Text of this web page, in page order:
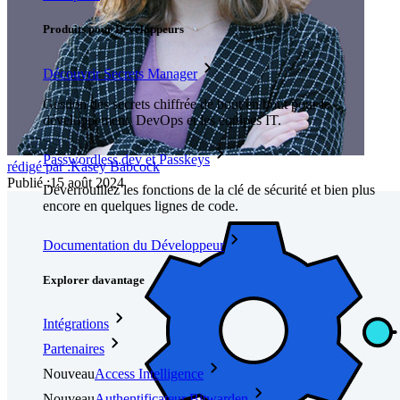
Produits pour Développeurs
Découvrir Secrets Manager
Gestion des secrets chiffrée de bout en bout pour le
développement, DevOps et les équipes IT.
Passwordless.dev et Passkeys
Déverrouillez les fonctions de la clé de sécurité et bien plus
encore en quelques lignes de code.
Documentation du Développeur
Explorer davantage
Intégrations
Partenaires
NouveauAccess Intelligence
rédigé par :Kasey Babcock
Publié:15 août 2024